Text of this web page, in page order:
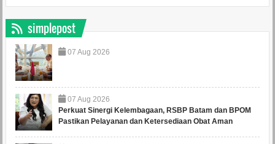
simplepost
07 Aug 2026
07 Aug 2026
Perkuat Sinergi Kelembagaan, RSBP Batam dan BPOM
Pastikan Pelayanan dan Ketersediaan Obat Aman